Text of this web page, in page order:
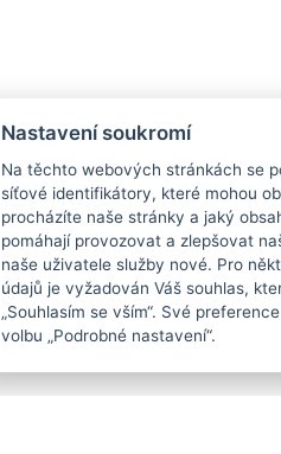
Nastavení soukromí
Na těchto webových stránkách se
síťové identifikátory, které mohou
procházíte naše stránky a jaký
pomáhají provozovat a zlepšovat
naše uživatele služby nové. Pro
údajů je vyžadován Váš souhlas,
„Souhlasím se vším“. Své
volbu „Podrobné nastavení“.